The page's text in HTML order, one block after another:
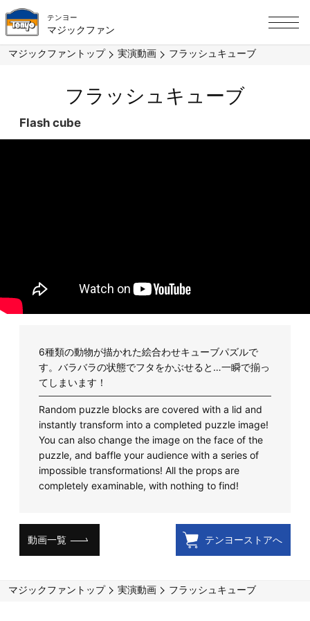
テンヨー
マジックファン
マジックファントップ 実演動画 フラッシュキューブ
フラッシュキューブ
Flash cube
6種類の動物が描かれた絵合わせキューブパズルで
す。バラバラの状態でフタをかぶせると…一瞬で揃っ
てしまいます！
Random puzzle blocks are covered with a lid and
instantly transform into a completed puzzle image!
You can also change the image on the face of the
puzzle, and baffle your audience with a series of
impossible transformations! All the props are
completely examinable, with nothing to find!
動画一覧 テンヨーストアへ
マジックファントップ 実演動画 フラッシュキューブ